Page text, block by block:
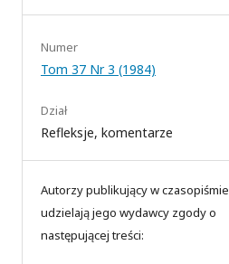
Numer
Tom 37 Nr 3 (1984)
Dział
Refleksje, komentarze
Autorzy publikujący w czasopiśmie
udzielają jego wydawcy zgody o
następującej treści: